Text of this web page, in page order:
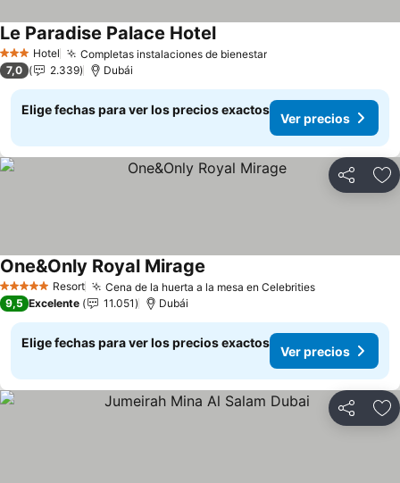
3 Estrellas
Hotel Completas instalaciones de bienestarVer precios
Le Paradise Palace HotelVer precios
7,0 2.339 Dubái
Elige fechas para ver los precios exactos
Ver precios
Compartir
5 Estrellas Resort Cena de la huerta a la mesa en CelebritiesVer precios
One&Only Royal Mirage
9,5 Excelente 11.051 Dubái
Elige fechas para ver los precios exactos
Ver precios
Compartir